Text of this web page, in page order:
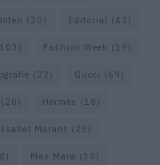
(20) Editorial (42)
Fashion Week (19)
(22) Gucci (69)
(20) Hermès (18)
Isabel Marant (23)
Max Mara (30)